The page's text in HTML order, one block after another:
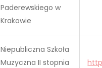
Paderewskiego w
Krakowie
Niepubliczna Szkoła
Muzyczna II stopnia